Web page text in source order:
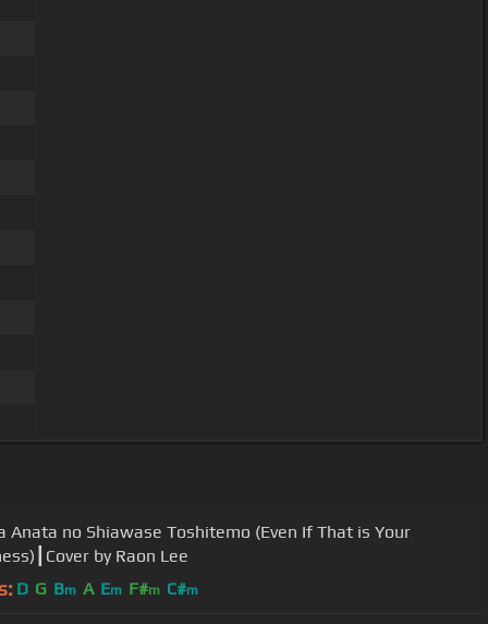
Anata no Shiawase Toshitemo (Even If That is Your
by Raon Lee
D G Bm A Em F#m C#m